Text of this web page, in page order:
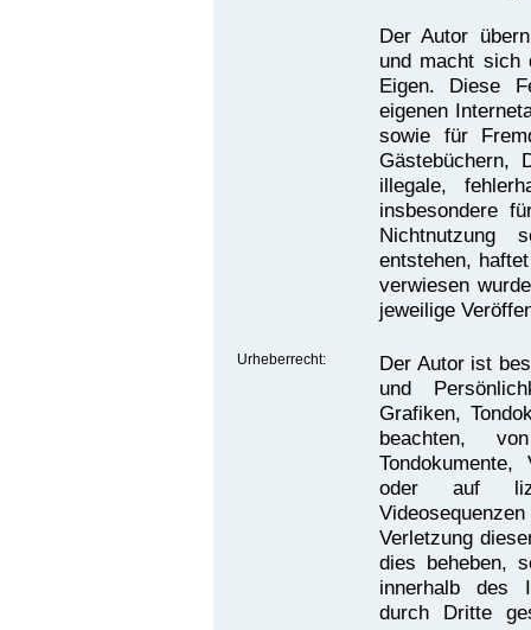
Der Autor
und macht sich
Eigen. Diese
eigenen
sowie für
Gästebüchern,
illegale,
insbesondere
Nichtnutzung
entstehen,
verwiesen
jeweilige
Urheberrecht:
Der Autor ist
und
Grafiken,
beachten,
oder auf
Verletzung
dies beheben,
innerhalb des
durch Dritte